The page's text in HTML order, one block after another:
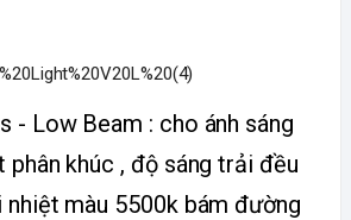
- Low Beam : cho ánh sáng
phân khúc , độ sáng trải đều
nhiệt màu 5500k bám đường